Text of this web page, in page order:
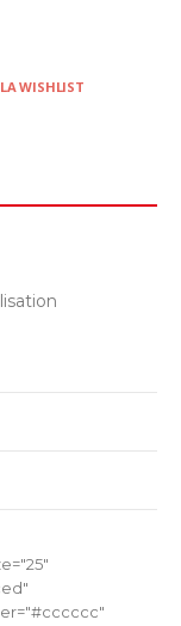
WISHLIST